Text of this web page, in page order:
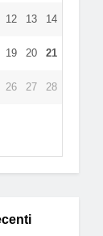
12 13 14
19 20 21
26 27 28